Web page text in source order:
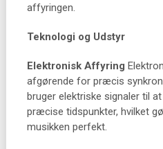
affyringen.
Teknologi og Udstyr
Elektronisk Affyring
afgørende for præcis
bruger elektriske signaler til
præcise tidspunkter, hvilket
musikken perfekt.